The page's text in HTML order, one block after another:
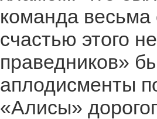
команда
счастью этого
праведников»
аплодисменты
«Алисы»